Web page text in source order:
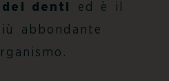
denti
ed è il
abbondante